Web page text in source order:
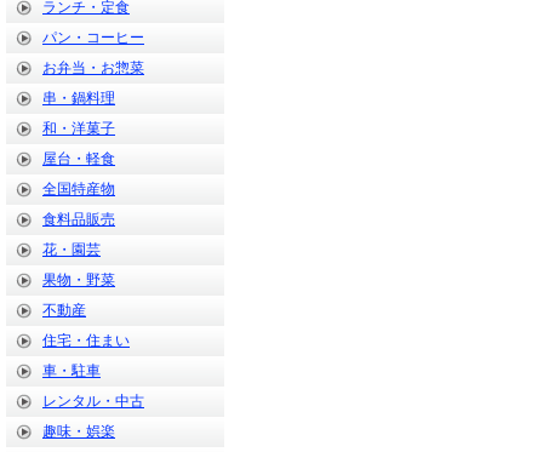
ランチ・定食
パン・コーヒー
お弁当・お惣菜
串・鍋料理
和・洋菓子
屋台・軽食
全国特産物
食料品販売
花・園芸
果物・野菜
不動産
住宅・住まい
車・駐車
レンタル・中古
趣味・娯楽